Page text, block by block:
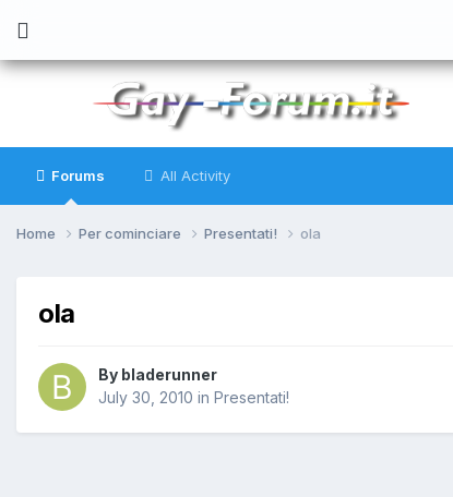
Forums All Activity
Home Per cominciare Presentati! ola
ola
By bladerunner
July 30, 2010 in Presentati!